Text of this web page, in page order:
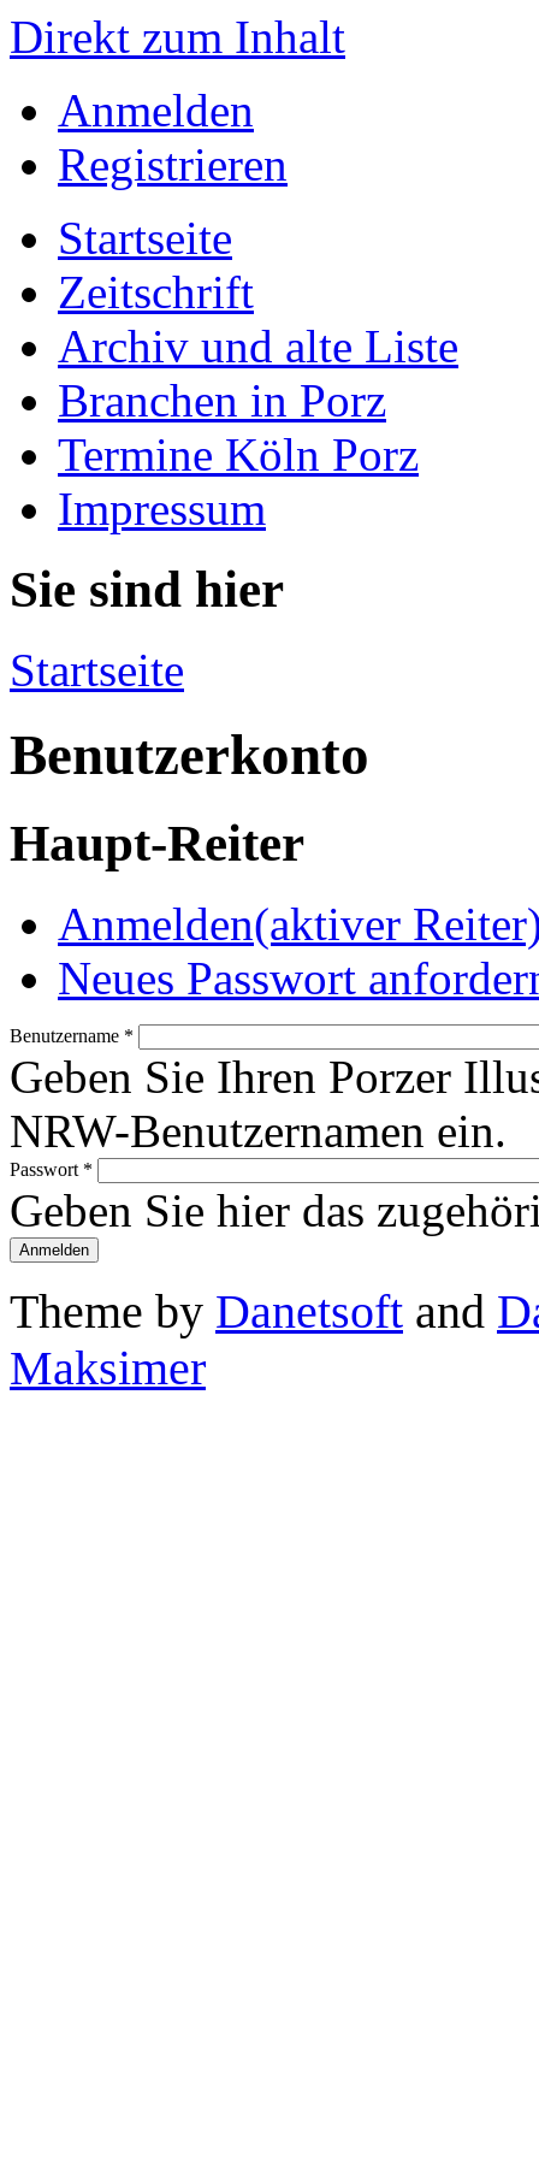
Direkt zum Inhalt
Anmelden
Registrieren
Startseite
Zeitschrift
Archiv und alte Liste
Branchen in Porz
Termine Köln Porz
Impressum
Sie sind hier
Startseite
Benutzerkonto
Haupt-Reiter
Anmelden(aktiver
Neues Passwort
Benutzername *
Geben Sie Ihren Porzer
NRW-Benutzernamen ein.
Passwort *
Geben Sie hier das
Theme by Danetsoft and
Maksimer